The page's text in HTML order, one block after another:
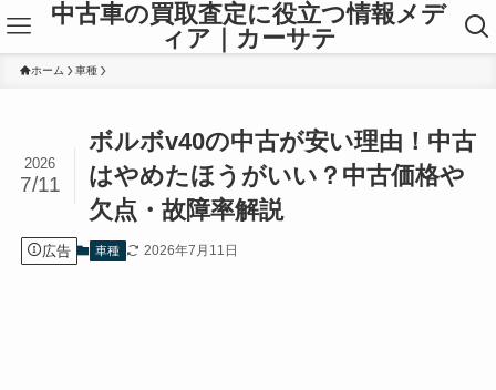
中古車の買取査定に役立つ情報メデ
ィア｜カーサテ
ホーム 車種
ボルボv40の中古が安い理由！中古
はやめたほうがいい？中古価格や
欠点・故障率解説
2026
7/11
広告 車種 2026年7月11日